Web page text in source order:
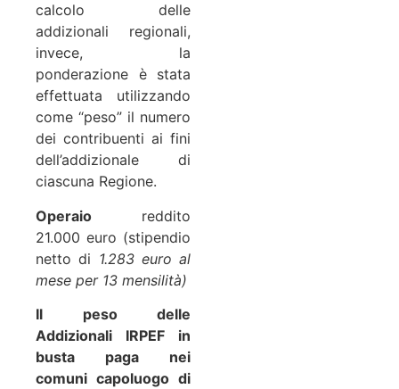
calcolo delle
addizionali regionali,
invece, la
ponderazione è stata
effettuata utilizzando
come “peso” il numero
dei contribuenti ai fini
dell’addizionale di
ciascuna Regione.
Operaio
reddito
21.000 euro (stipendio
netto di 1.283 euro al
mese per 13 mensilità)
Il peso delle
Addizionali IRPEF in
busta paga nei
comuni capoluogo di